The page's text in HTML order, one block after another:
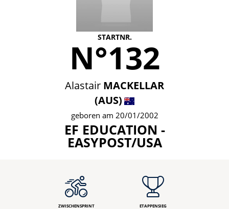
STARTNR.
N°132
Alastair MACKELLAR
(AUS)
geboren am 20/01/2002
EF EDUCATION -
EASYPOST/USA
ZWISCHENSPRINT ETAPPENSIEG